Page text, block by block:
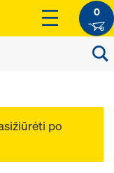
0
po